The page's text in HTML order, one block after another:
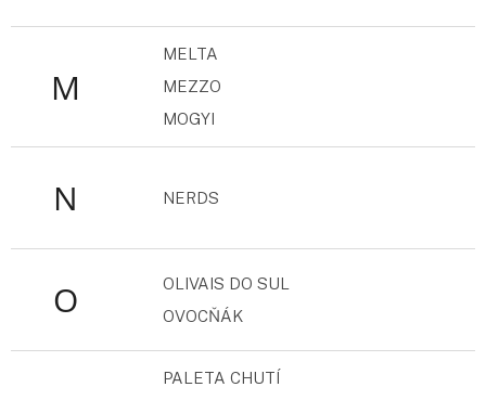
M
MELTA
MEZZO
MOGYI
N NERDS
O
OLIVAIS DO SUL
OVOCŇÁK
PALETA CHUTÍ